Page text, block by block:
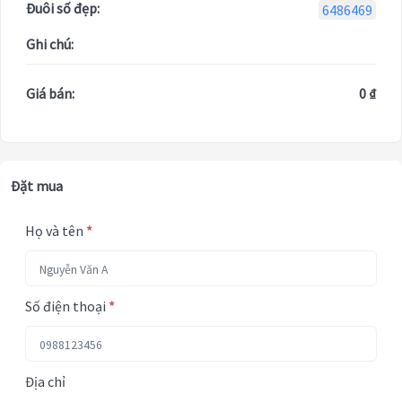
Đuôi số đẹp:
6486469
Ghi chú:
Giá bán: 0 ₫
Đặt mua
Họ và tên *
Số điện thoại *
Địa chỉ